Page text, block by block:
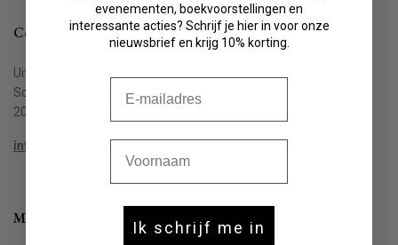
Contact
Uitgeverij Houtekiet
Schaliënstraat 1, bus 11
2000 Antwerpen
info@houtekiet.be
Meer info
evenementen, boekvoorstellingen en
interessante acties? Schrijf je hier in voor onze
nieuwsbrief en krijg 10% korting.
Ik schrijf me in